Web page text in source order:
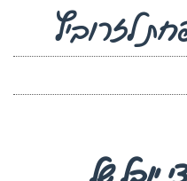
לזרוביץ
יובל של